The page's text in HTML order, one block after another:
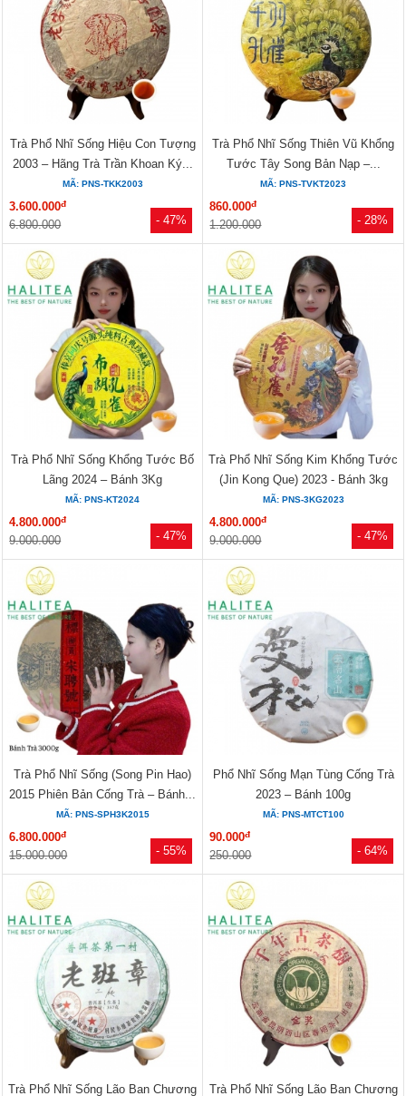
- 47%
Trà Phổ Nhĩ Sống Hiệu Con Tượng
2003 – Hãng Trà Trần Khoan Ký...
MÃ: PNS-TKK2003
3.600.000đ
6.800.000 - 28%
Trà Phổ Nhĩ Sống Thiên Vũ Khổng
Tước Tây Song Bản Nạp –...
MÃ: PNS-TVKT2023
860.000đ
1.200.000
- 47%
Trà Phổ Nhĩ Sống Khổng Tước Bố
Lãng 2024 – Bánh 3Kg
MÃ: PNS-KT2024
4.800.000đ
9.000.000 - 47%
Trà Phổ Nhĩ Sống Kim Khổng Tước
(Jin Kong Que) 2023 - Bánh 3kg
MÃ: PNS-3KG2023
4.800.000đ
9.000.000
- 55%
Trà Phổ Nhĩ Sống (Song Pin Hao)
2015 Phiên Bản Cống Trà – Bánh...
MÃ: PNS-SPH3K2015
6.800.000đ
15.000.000 - 64%
Phổ Nhĩ Sống Mạn Tùng Cống Trà
2023 – Bánh 100g
MÃ: PNS-MTCT100
90.000đ
250.000
Trà Phổ Nhĩ Sống Lão Ban Chương Trà Phổ Nhĩ Sống Lão Ban Chương